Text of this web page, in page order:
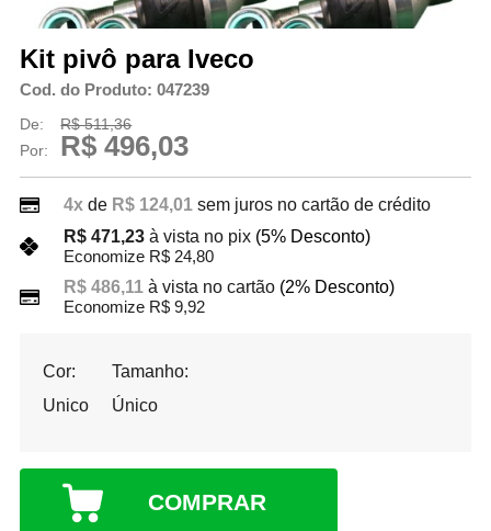
Kit pivô para Iveco
Cod. do Produto: 047239
De:
R$ 511,36
Por:
R$ 496,03
4xde R$ 124,01 sem juros no cartão de crédito
R$ 471,23 à vista no pix (5% Desconto)
Economize R$ 24,80
R$ 486,11 à vista no cartão (2% Desconto)
Economize R$ 9,92
Cor:
Unico
Tamanho:
Único
COMPRAR